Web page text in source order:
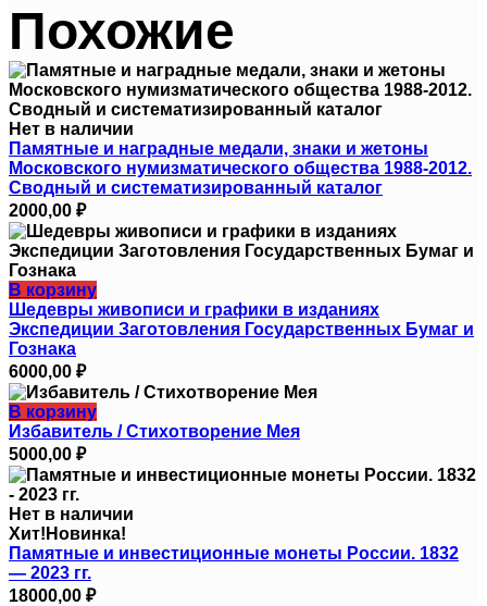
Похожие
Нет в наличии
Памятные и наградные медали, знаки и жетоны
Московского нумизматического общества 1988-2012.
Сводный и систематизированный каталог
2000,00 ₽
В корзину
Шедевры живописи и графики в изданиях
Экспедиции Заготовления Государственных Бумаг и
Гознака
6000,00 ₽
В корзину
Избавитель / Стихотворение Мея
5000,00 ₽
Нет в наличии
Хит! Новинка!
Памятные и инвестиционные монеты России. 1832
— 2023 гг.
18000,00 ₽